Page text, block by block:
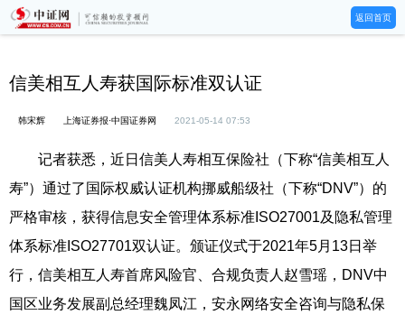
返回首页
信美相互人寿获国际标准双认证
韩宋辉 上海证券报·中国证券网 2021-05-14 07:53
记者获悉，近日信美人寿相互保险社（下称“信美相互人
寿”）通过了国际权威认证机构挪威船级社（下称“DNV”）的
严格审核，获得信息安全管理体系标准ISO27001及隐私管理
体系标准ISO27701双认证。颁证仪式于2021年5月13日举
行，信美相互人寿首席风险官、合规负责人赵雪瑶，DNV中
国区业务发展副总经理魏凤江，安永网络安全咨询与隐私保